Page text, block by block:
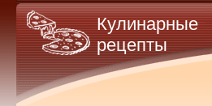
Кулинарные
рецепты